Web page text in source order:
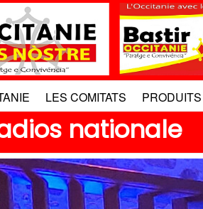
LES COMITATS
nationale